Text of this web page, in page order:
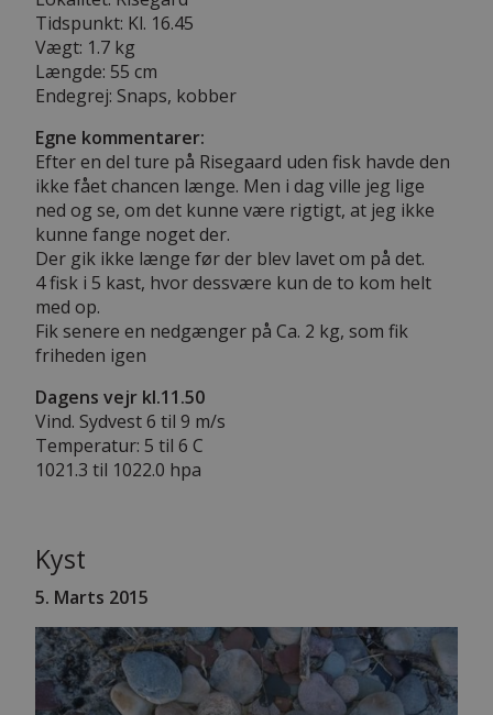
Tidspunkt: Kl. 16.45
Vægt: 1.7 kg
Længde: 55 cm
Endegrej: Snaps, kobber
Egne kommentarer:
Efter en del ture på Risegaard uden fisk havde den
ikke fået chancen længe. Men i dag ville jeg lige
ned og se, om det kunne være rigtigt, at jeg ikke
kunne fange noget der.
Der gik ikke længe før der blev lavet om på det.
4 fisk i 5 kast, hvor dessvære kun de to kom helt
med op.
Fik senere en nedgænger på Ca. 2 kg, som fik
friheden igen
Dagens vejr kl.11.50
Vind. Sydvest 6 til 9 m/s
Temperatur: 5 til 6 C
1021.3 til 1022.0 hpa
Kyst
5. Marts 2015